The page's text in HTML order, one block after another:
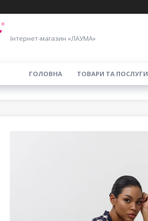
Інтернет-магазин «ЛАУМА»
ГОЛОВНА ТОВАРИ ТА ПОСЛУГИ